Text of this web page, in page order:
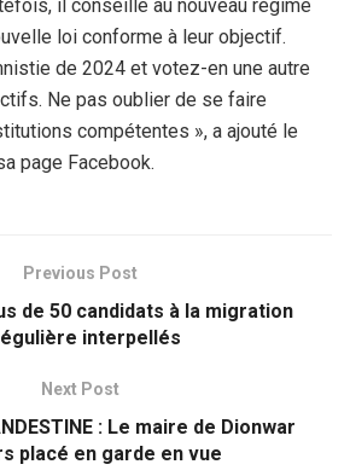
il conseille au nouveau régime
loi conforme à leur objectif.
de 2024 et votez-en une autre
Ne pas oublier de se faire
compétentes », a ajouté le
page Facebook.
Previous Post
de 50 candidats à la migration
interpellés
Next Post
: Le maire de Dionwar
placé en garde en vue